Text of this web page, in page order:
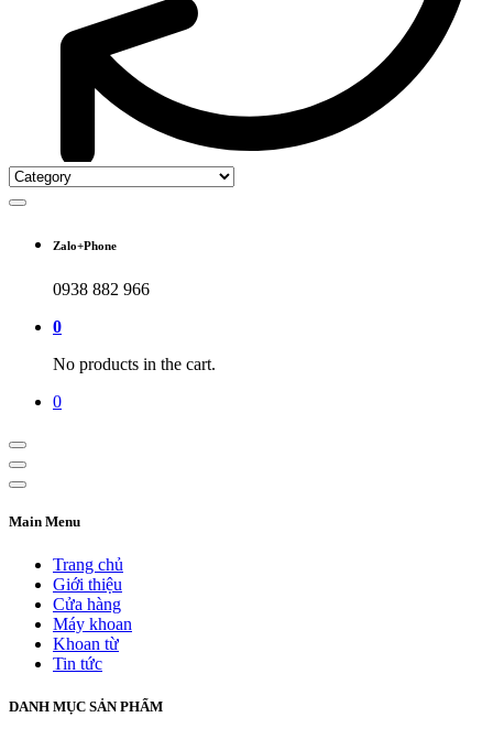
Zalo+Phone
0938 882 966
0
No products in the cart.
0
Main Menu
Trang chủ
Giới thiệu
Cửa hàng
Máy khoan
Khoan từ
Tin tức
DANH MỤC SẢN PHẨM